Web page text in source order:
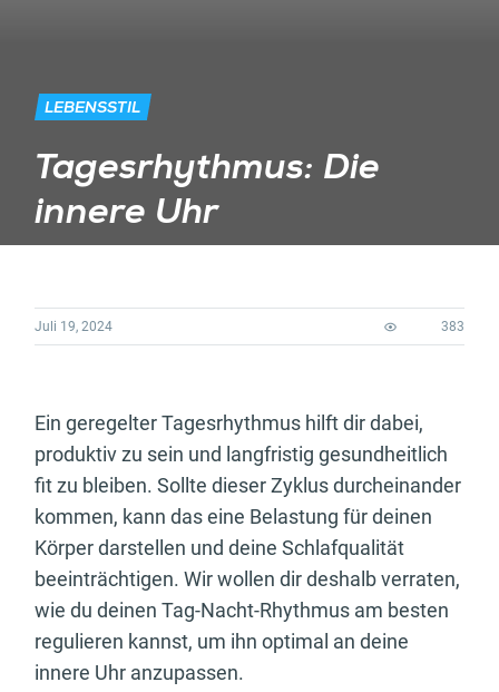
LEBENSSTIL
Tagesrhythmus: Die
innere Uhr
Juli 19, 2024 383
Ein geregelter Tagesrhythmus hilft dir dabei,
produktiv zu sein und langfristig gesundheitlich
fit zu bleiben. Sollte dieser Zyklus durcheinander
kommen, kann das eine Belastung für deinen
Körper darstellen und deine Schlafqualität
beeinträchtigen. Wir wollen dir deshalb verraten,
wie du deinen Tag-Nacht-Rhythmus am besten
regulieren kannst, um ihn optimal an deine
innere Uhr anzupassen.